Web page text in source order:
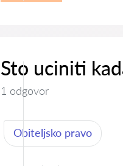
Sto uciniti
1 odgovor
Obiteljsko pravo